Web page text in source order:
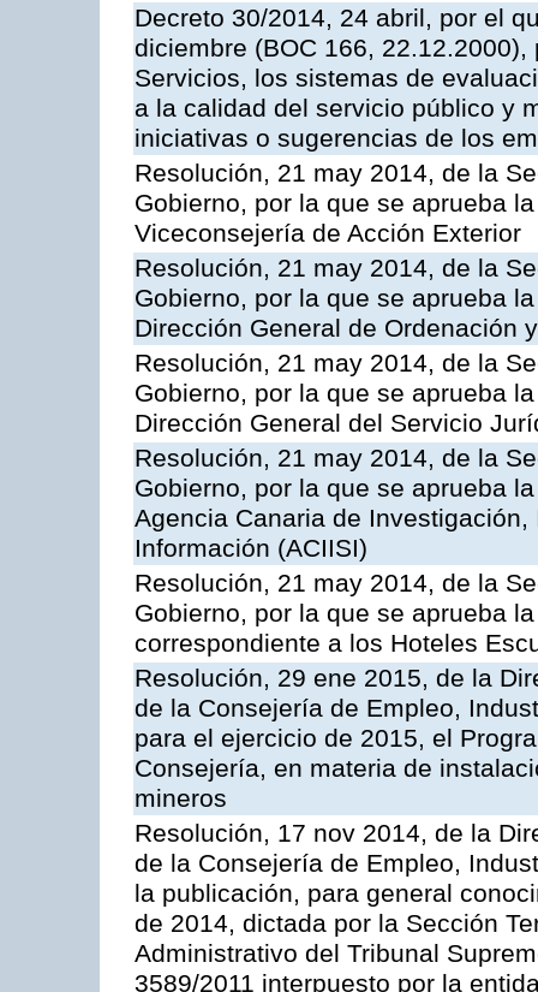
Decreto 30/2014, 24 abril, por el
diciembre (BOC 166,
Servicios, los sistemas de
a la calidad del servicio público y
iniciativas o sugerencias de los
Resolución, 21 may 2014, de la
Gobierno, por la que se aprueba
Viceconsejería de Acción Exterior
Resolución, 21 may 2014, de la
Gobierno, por la que se aprueba
Dirección General de Ordenación
Resolución, 21 may 2014, de la
Gobierno, por la que se aprueba
Dirección General del Servicio
Resolución, 21 may 2014, de la
Gobierno, por la que se aprueba
Agencia Canaria de
Información (ACIISI)
Resolución, 21 may 2014, de la
Gobierno, por la que se aprueba
correspondiente a los Hoteles
Resolución, 29 ene 2015, de la
de la Consejería de Empleo,
para el ejercicio de 2015, el
Consejería, en materia de
mineros
Resolución, 17 nov 2014, de la
de la Consejería de Empleo,
la publicación, para general
de 2014, dictada por la Sección
Administrativo del Tribunal
3589/2011 interpuesto por la